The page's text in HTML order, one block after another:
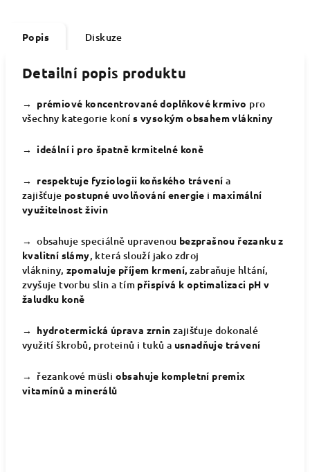
Popis Diskuze
Detailní popis produktu
→ prémiové koncentrované doplňkové krmivo pro
všechny kategorie konís vysokým obsahem vlákniny
→ ideální i pro špatně krmitelné koně
→ respektuje fyziologii koňského trávení a
zajišťuje postupné uvolňování energie i maximální
využitelnost živin
→ obsahuje speciálně upravenou bezprašnou řezanku z
kvalitní slámy, která slouží jako zdroj
vlákniny,zpomaluje příjem krmení,zabraňuje hltání,
zvyšuje tvorbu slin a tím přispívá k optimalizaci pH v
žaludku koně
→ hydrotermická úprava zrnin zajišťuje dokonalé
využití škrobů, proteinů i tuků a usnadňuje trávení
→ řezankové müsli obsahuje kompletní premix
vitamínů a minerálů